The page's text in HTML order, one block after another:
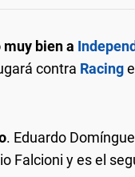
muy bien a
contra Racing
. Eduardo
Falcioni y es el